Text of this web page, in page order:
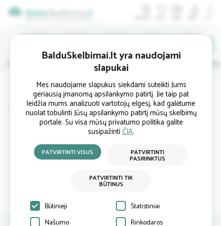
Virtuvės Valgomojo Miegamojo Vaikų
DAUGLITA Vokiški baldai
Mažeikiai
dauglita@d...
Atsiliepimai
BalduSkelbimai.lt yra naudojami
slapukai
Mes naudojame slapukus siekdami suteikti Jums
geriausią įmanomą apsilankymo patirtį. Jie taip pat
leidžia mums analizuoti vartotojų elgesį, kad galėtume
nuolat tobulinti Jūsų apsilankymo patirtį mūsų skelbimų
portale. Su visa mūsų privatumo politika galite
susipažinti ČIA.
PATVIRTINTI VISUS PATVIRTINTI
PASIRINKTUS
PATVIRTINTI TIK
BŪTINUS
Būtinieji
Statistiniai
Našumo
Rinkodaros